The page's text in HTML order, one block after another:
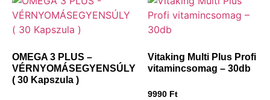
OMEGA 3 PLUS –
VÉRNYOMÁSEGYENSÚLY
( 30 Kapszula )
Vitaking Multi Plus Profi
vitamincsomag – 30db
9990 Ft